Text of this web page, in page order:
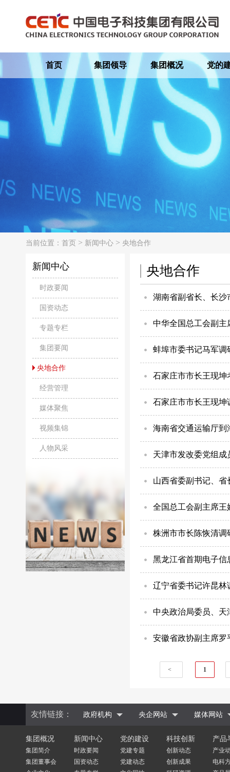
首页 集团领导 集团概况 党的
当前位置： 首页 > 新闻中心 > 央地合作
新闻中心
时政要闻
国资动态
专题专栏
集团要闻
央地合作
经营管理
媒体聚焦
视频集锦
人物风采
央地合作
湖南省副省长、长沙
中华全国总工会副主
蚌埠市委书记马军调
石家庄市市长王现坤
石家庄市市长王现坤
海南省交通运输厅到
天津市发改委党组成
山西省委副书记、省
全国总工会副主席王
株洲市市长陈恢清调
黑龙江省首期电子信
辽宁省委书记许昆林
中央政治局委员、天
安徽省政协副主席罗
< 1
友情链接： 政府机构 央企网站 媒体网站
集团概况
集团简介
集团董事会
新闻中心
时政要闻
国资动态
党的建设
党建专题
党建动态
科技创新
创新动态
创新成果
产品
产业
电科